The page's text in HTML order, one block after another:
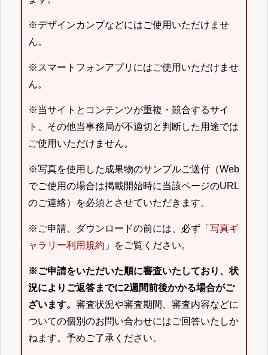
※デザインカンプなどにはご使用いただけませ
ん。
※スマートフォンアプリにはご使用いただけませ
ん。
※当サイトとコンテンツが重複・競合するサイ
ト、その他当事務局が不適切と判断した用途では
ご使用いただけません。
※写真を使用した成果物のサンプルご送付（Web
でご使用の場合は掲載開始時に当該ページのURL
のご連絡）を必須とさせていただきます。
※ご申請、ダウンロードの前には、必ず「 写真ギ
ャラリー利用規約 」をご覧ください。
※ご申請をいただいた順に審査いたしており、状
況によりご返答までに2週間前後かかる場合がご
ざいます。 審査状況や審査期間、審査内容などに
ついての個別のお問い合わせにはご回答いたしか
ねます。予めご了承ください。